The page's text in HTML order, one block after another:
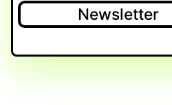
Newsletter